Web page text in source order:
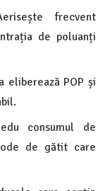
frecvent
de poluanți
eliberează POP și
consumul de
de gătit care